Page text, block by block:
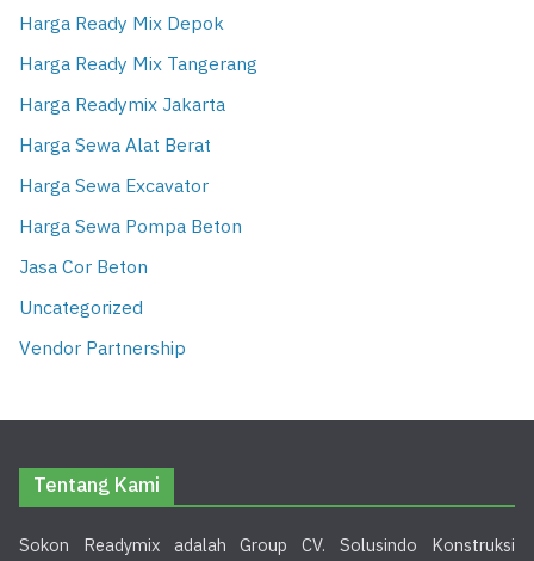
Harga Ready Mix Depok
Harga Ready Mix Tangerang
Harga Readymix Jakarta
Harga Sewa Alat Berat
Harga Sewa Excavator
Harga Sewa Pompa Beton
Jasa Cor Beton
Uncategorized
Vendor Partnership
Tentang Kami
Sokon Readymix adalah Group CV. Solusindo Konstruksi